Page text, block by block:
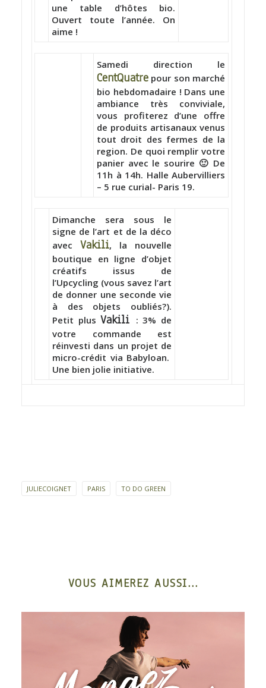
une table d’hôtes bio.
Ouvert toute l’année. On
aime !
Samedi direction le
CentQuatre pour son marché
bio hebdomadaire ! Dans une
ambiance très conviviale,
vous profiterez d’une offre
de produits artisanaux venus
tout droit des fermes de la
region. De quoi remplir votre
panier avec le sourire 🙂 De
11h à 14h. Halle Aubervilliers
– 5 rue curial- Paris 19.
Dimanche sera sous le
signe de l’art et de la déco
avec Vakili, la nouvelle
boutique en ligne d’objet
créatifs issus de
l’Upcycling (vous savez l’art
de donner une seconde vie
à des objets oubliés?).
Petit plusVakili : 3% de
votre commande est
réinvesti dans un projet de
micro-crédit via Babyloan.
Une bien jolie initiative.
JULIECOIGNET PARIS TO DO GREEN
VOUS AIMEREZ AUSSI...